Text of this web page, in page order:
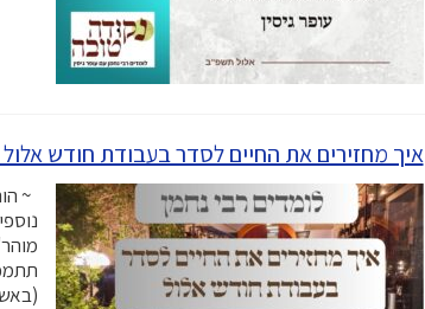
איך מחזירים את החיים לסדר בעבודת חודש אלול |